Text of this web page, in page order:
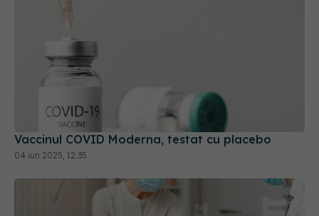
Vaccinul COVID Moderna, testat cu placebo
04 iun 2025, 12:35